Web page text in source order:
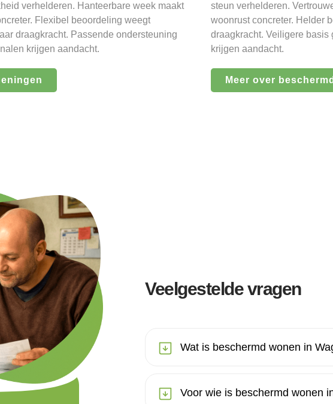
verhelderen. Hanteerbare week maakt
Flexibel beoordeling weegt
draagkracht. Passende ondersteuning
krijgen aandacht.
steun verhelderen.
woonrust concreter. Helder
draagkracht. Veiligere basis
krijgen aandacht.
Meer over
Veelgestelde vragen
Wat is beschermd wonen in
Voor wie is beschermd wonen